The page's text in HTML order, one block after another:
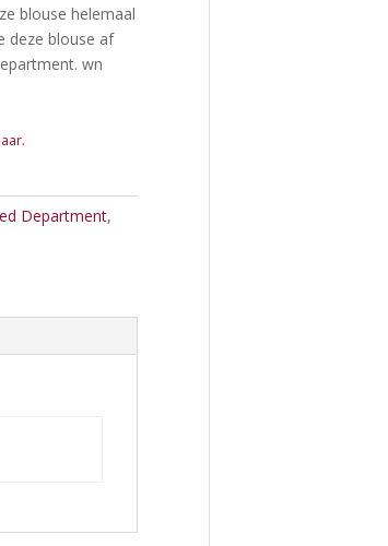
blouse helemaal
deze blouse af
wn
Department,